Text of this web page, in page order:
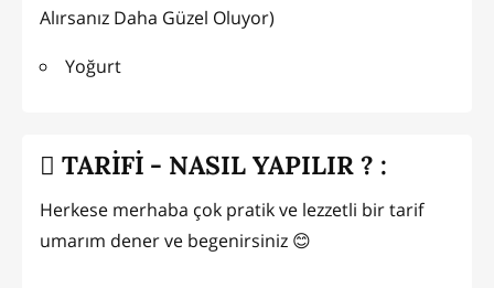
Alırsanız Daha Güzel Oluyor)
Yoğurt
TARİFİ - NASIL YAPILIR ? :
Herkese merhaba çok pratik ve lezzetli bir tarif
umarım dener ve begenirsiniz 😊